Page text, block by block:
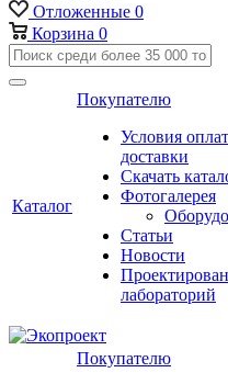
Отложенные 0
Корзина 0
Каталог
Покупателю
Условия
доставки
Скачать
Фотогалерея
Статьи
Новости
лабораторий
Покупателю